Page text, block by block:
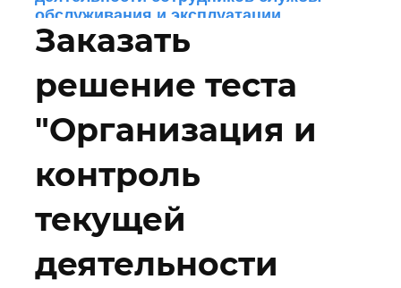
обслуживания и эксплуатации
номерного фонда"
Заказать
решение теста
"Организация и
контроль
текущей
деятельности